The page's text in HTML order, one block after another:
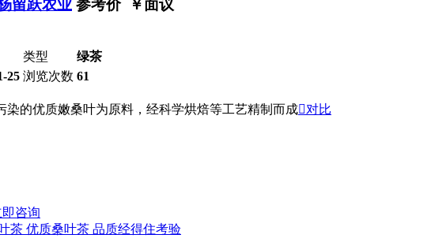
留跃农业 参考价 ￥面议
类型
绿茶
25 浏览次数 61
的优质嫩桑叶为原料，经科学烘焙等工艺精制而成对比
即咨询